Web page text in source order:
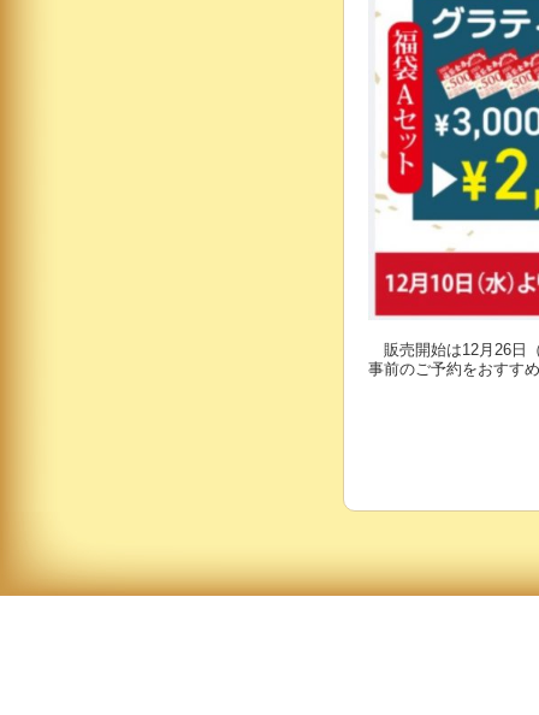
販売開始は12月26日
事前のご予約をおすす